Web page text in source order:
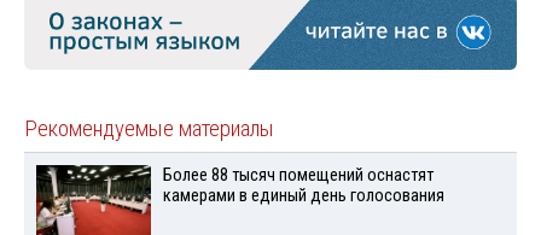
Рекомендуемые материалы
Более 88 тысяч помещений оснастят
камерами в единый день голосования